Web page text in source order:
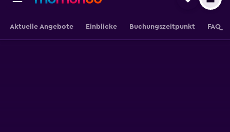
Aktuelle Angebote Einblicke Buchungszeitpunkt FAQ